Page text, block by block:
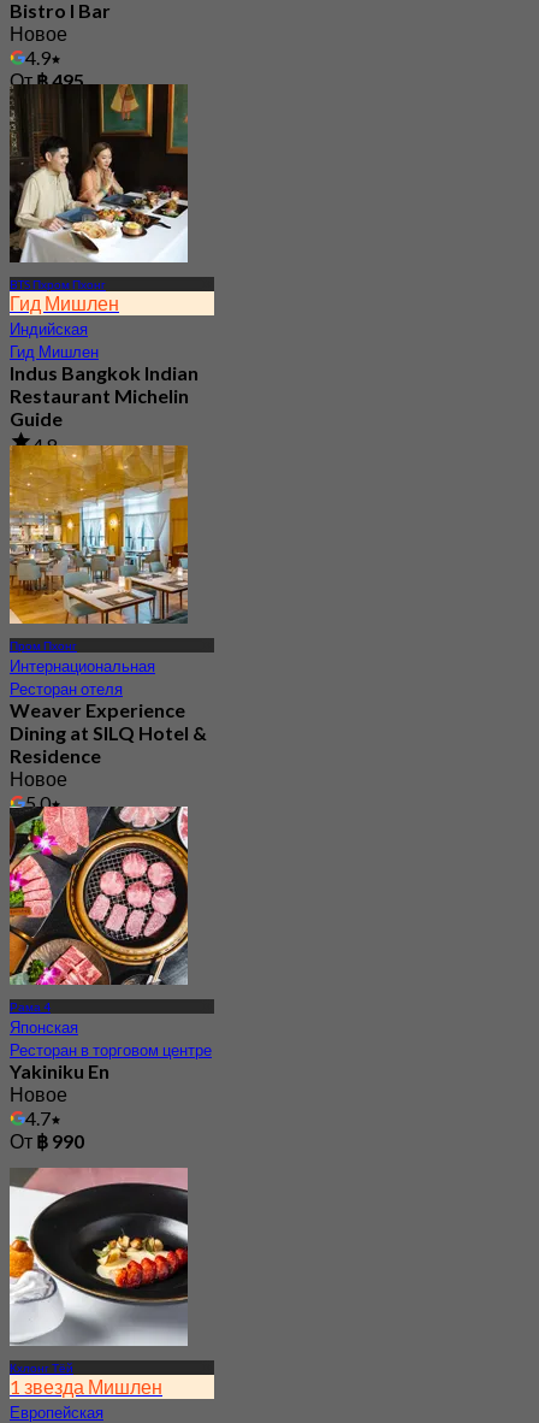
Bistro I Bar
Новое
4.9
От฿ 495
BTS Пхром Пхонг
Гид Мишлен
Индийская
Гид Мишлен
Indus Bangkok Indian
Restaurant Michelin
Guide
4.8
893 Забронировано
От฿ 1,050
Пром Пхонг
Интернациональная
Ресторан отеля
Weaver Experience
Dining at SILQ Hotel &
Residence
Новое
5.0
От฿ 463.33
Рама 4
Японская
Ресторан в торговом центре
Yakiniku En
Новое
4.7
От ฿ 990
Кхлонг Тёй
1 звезда Мишлен
Европейская